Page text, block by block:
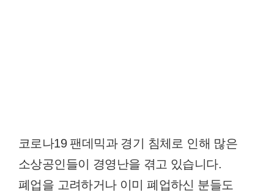
코로나19 팬데믹과 경기 침체로 인해 많은
소상공인들이 경영난을 겪고 있습니다.
폐업을 고려하거나 이미 폐업하신 분들도